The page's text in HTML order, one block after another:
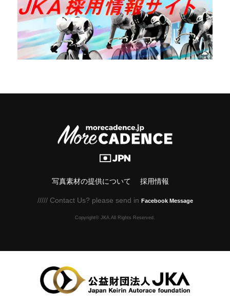
写真素材の提供について 採用情報
///// Contact Us? please send in Facebook Message
Copyright© JKA.All Rights Reserved.